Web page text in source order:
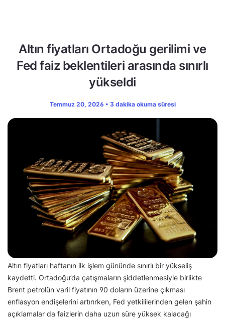
Altın fiyatları Ortadoğu gerilimi ve
Fed faiz beklentileri arasında sınırlı
yükseldi
Temmuz 20, 2026 • 3 dakika okuma süresi
Altın fiyatları haftanın ilk işlem gününde sınırlı bir yükseliş
kaydetti. Ortadoğu’da çatışmaların şiddetlenmesiyle birlikte
Brent petrolün varil fiyatının 90 doların üzerine çıkması
enflasyon endişelerini artırırken, Fed yetkililerinden gelen şahin
açıklamalar da faizlerin daha uzun süre yüksek kalacağı